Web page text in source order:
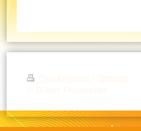
Druckversion
Sitemap
© Bühler Frauenchor